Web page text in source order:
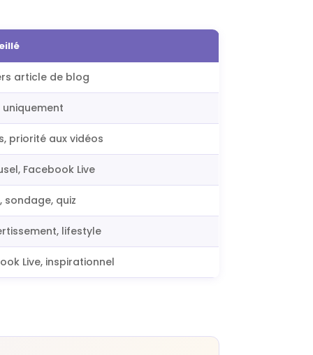
article de blog
uniquement
priorité aux vidéos
Facebook Live
sondage, quiz
lifestyle
Live, inspirationnel